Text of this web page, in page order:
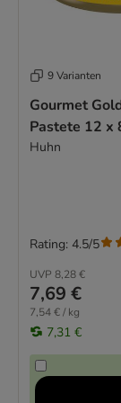
9 Varianten
Gourmet
Pastete 12 x
Huhn
UVP 8,28 €
7,69 €
7,54 € / kg
7,31 €
Rating: 4.5/5